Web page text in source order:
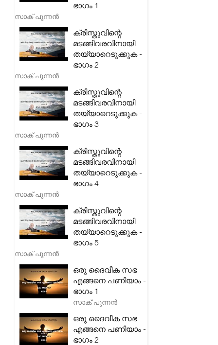
ഭാഗം 1
സാക് പുന്നൻ
ക്രിസ്തുവിന്റെ
മടങ്ങിവരവിനായി
തയ്യാറെടുക്കുക -
ഭാഗം 2
സാക് പുന്നൻ
ക്രിസ്തുവിന്റെ
മടങ്ങിവരവിനായി
തയ്യാറെടുക്കുക -
ഭാഗം 3
സാക് പുന്നൻ
ക്രിസ്തുവിന്റെ
മടങ്ങിവരവിനായി
തയ്യാറെടുക്കുക -
ഭാഗം 4
സാക് പുന്നൻ
ക്രിസ്തുവിന്റെ
മടങ്ങിവരവിനായി
തയ്യാറെടുക്കുക -
ഭാഗം 5
സാക് പുന്നൻ
ഒരു ദൈവീക സഭ
എങ്ങനെ പണിയാം -
ഭാഗം 1
സാക് പുന്നൻ
ഒരു ദൈവീക സഭ
എങ്ങനെ പണിയാം -
ഭാഗം 2